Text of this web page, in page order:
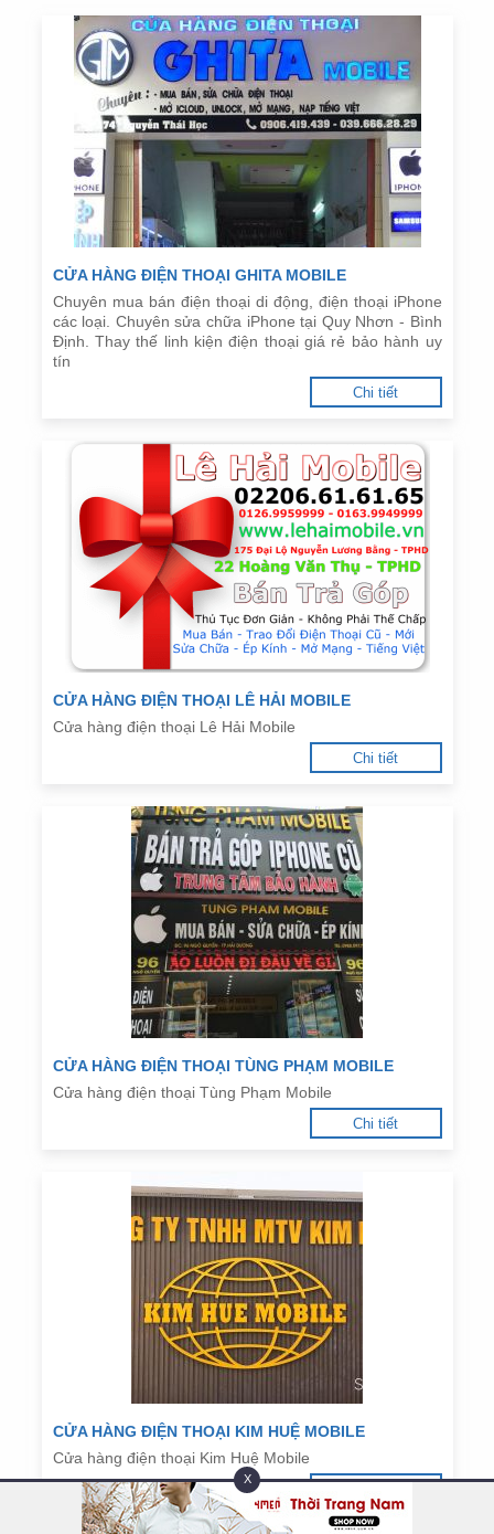
CỬA HÀNG ĐIỆN THOẠI GHITA MOBILE
Chuyên mua bán điện thoại di động, điện thoại iPhone
các loại. Chuyên sửa chữa iPhone tại Quy Nhơn - Bình
Định. Thay thế linh kiện điện thoại giá rẻ bảo hành uy
tín
Chi tiết
CỬA HÀNG ĐIỆN THOẠI LÊ HẢI MOBILE
Cửa hàng điện thoại Lê Hải Mobile
Chi tiết
CỬA HÀNG ĐIỆN THOẠI TÙNG PHẠM MOBILE
Cửa hàng điện thoại Tùng Phạm Mobile
Chi tiết
CỬA HÀNG ĐIỆN THOẠI KIM HUỆ MOBILE
Cửa hàng điện thoại Kim Huệ Mobile
X